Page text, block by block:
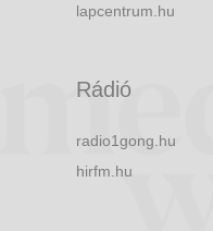
lapcentrum.hu
Rádió
radio1gong.hu
hirfm.hu